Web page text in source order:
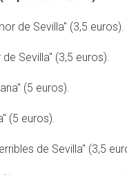
de Sevilla" (3,5 euros).
Sevilla" (3,5 euros).
(5 euros).
(5 euros).
de Sevilla" (3,5